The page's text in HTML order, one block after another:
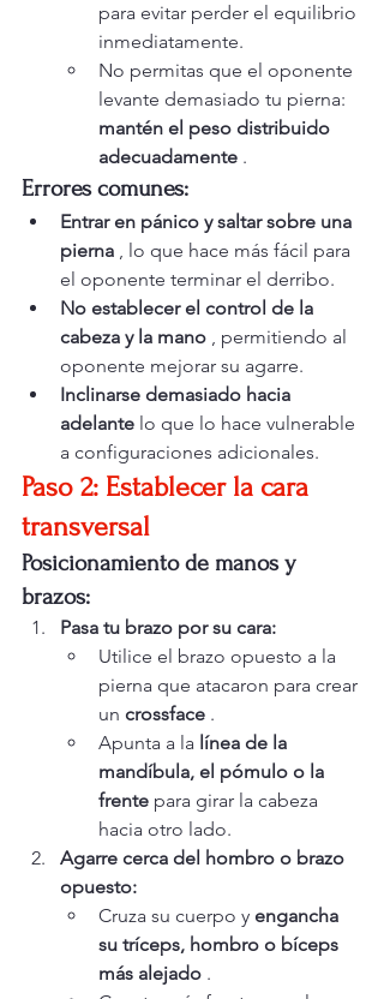
para evitar perder el equilibrio
inmediatamente.
No permitas que el oponente
levante demasiado tu pierna:
mantén el peso distribuido
adecuadamente .
Errores comunes:
Entrar en pánico y saltar sobre una
pierna , lo que hace más fácil para
el oponente terminar el derribo.
No establecer el control de la
cabeza y la mano , permitiendo al
oponente mejorar su agarre.
Inclinarse demasiado hacia
adelante lo que lo hace vulnerable
a configuraciones adicionales.
Paso 2: Establecer la cara
transversal
Posicionamiento de manos y
brazos:
Pasa tu brazo por su cara:
Utilice el brazo opuesto a la
pierna que atacaron para crear
un crossface .
Apunta a la línea de la
mandíbula, el pómulo o la
frente para girar la cabeza
hacia otro lado.
Agarre cerca del hombro o brazo
opuesto:
Cruza su cuerpo y engancha
su tríceps, hombro o bíceps
más alejado .